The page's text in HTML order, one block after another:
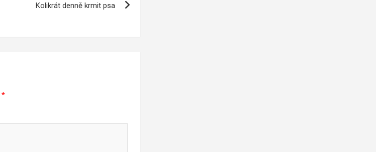
Kolikrát denně krmit psa
*